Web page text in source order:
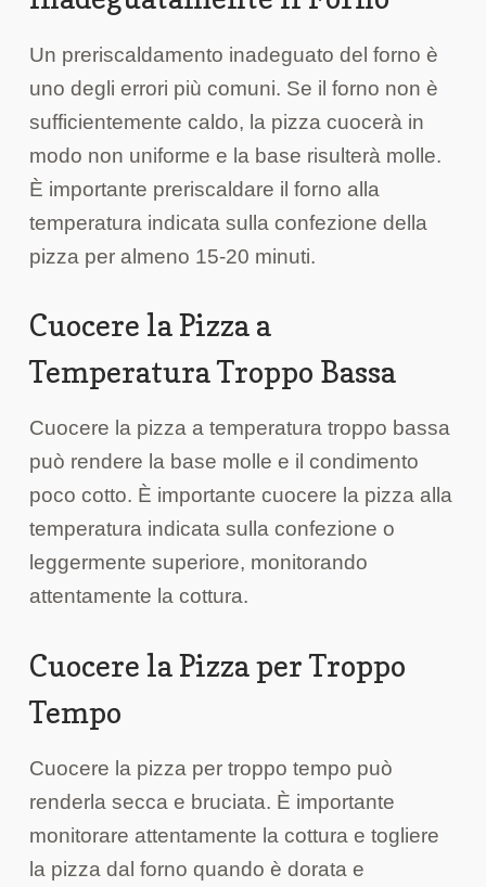
Un preriscaldamento inadeguato del forno è
uno degli errori più comuni. Se il forno non è
sufficientemente caldo, la pizza cuocerà in
modo non uniforme e la base risulterà molle.
È importante preriscaldare il forno alla
temperatura indicata sulla confezione della
pizza per almeno 15-20 minuti.
Cuocere la Pizza a
Temperatura Troppo Bassa
Cuocere la pizza a temperatura troppo bassa
può rendere la base molle e il condimento
poco cotto. È importante cuocere la pizza alla
temperatura indicata sulla confezione o
leggermente superiore, monitorando
attentamente la cottura.
Cuocere la Pizza per Troppo
Tempo
Cuocere la pizza per troppo tempo può
renderla secca e bruciata. È importante
monitorare attentamente la cottura e togliere
la pizza dal forno quando è dorata e